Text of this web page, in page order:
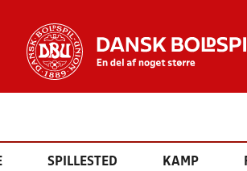
SPILLESTED KAMP